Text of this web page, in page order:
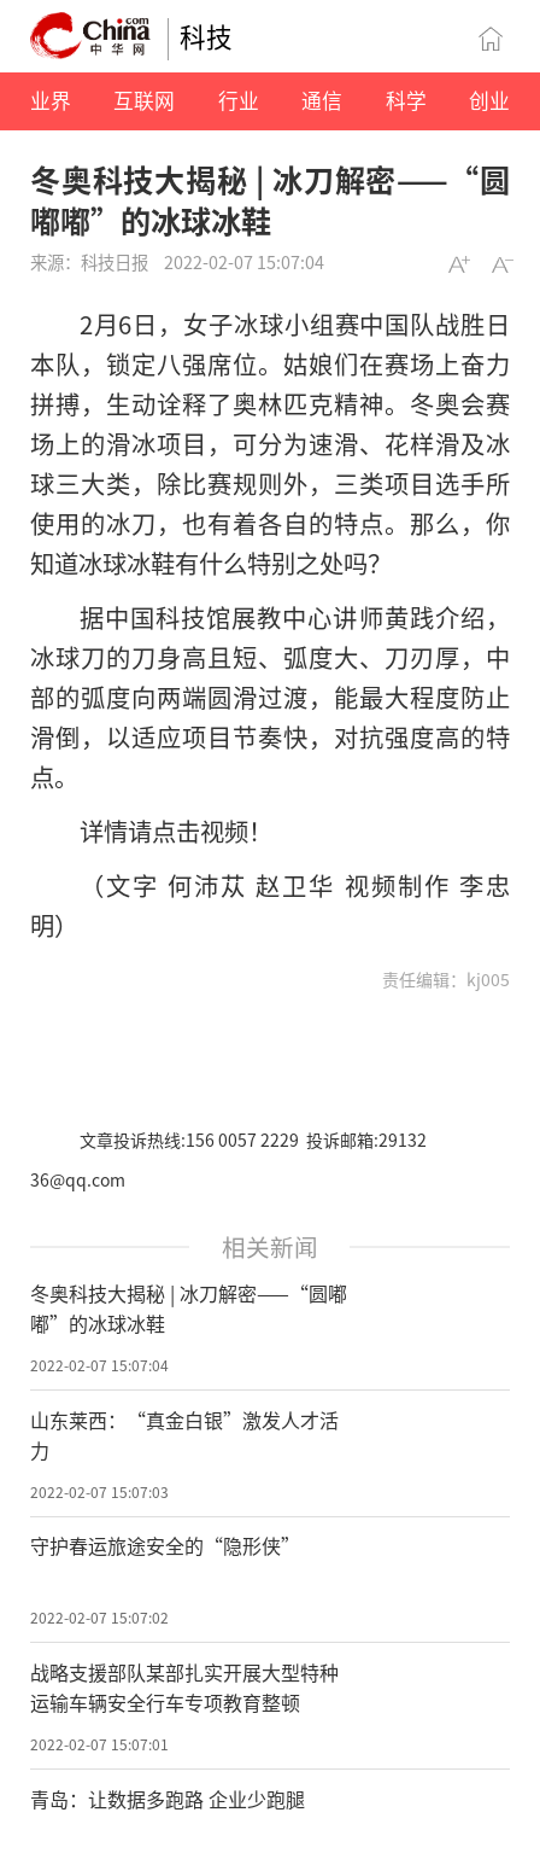
科技
业界 互联网 行业 通信 科学 创业
冬奥科技大揭秘 | 冰刀解密——“圆
嘟嘟”的冰球冰鞋
来源：科技日报 2022-02-07 15:07:04
2月6日，女子冰球小组赛中国队战胜日
本队，锁定八强席位。姑娘们在赛场上奋力
拼搏，生动诠释了奥林匹克精神。冬奥会赛
场上的滑冰项目，可分为速滑、花样滑及冰
球三大类，除比赛规则外，三类项目选手所
使用的冰刀，也有着各自的特点。那么，你
知道冰球冰鞋有什么特别之处吗？
据中国科技馆展教中心讲师黄践介绍，
冰球刀的刀身高且短、弧度大、刀刃厚，中
部的弧度向两端圆滑过渡，能最大程度防止
滑倒，以适应项目节奏快，对抗强度高的特
点。
详情请点击视频！
（文字 何沛苁 赵卫华 视频制作 李忠
明）
责任编辑：kj005
文章投诉热线:156 0057 2229 投诉邮箱:29132
36@qq.com
相关新闻
冬奥科技大揭秘 | 冰刀解密——“圆嘟
嘟”的冰球冰鞋
2022-02-07 15:07:04
山东莱西：“真金白银”激发人才活
力
2022-02-07 15:07:03
守护春运旅途安全的“隐形侠”
2022-02-07 15:07:02
战略支援部队某部扎实开展大型特种
运输车辆安全行车专项教育整顿
2022-02-07 15:07:01
青岛：让数据多跑路 企业少跑腿